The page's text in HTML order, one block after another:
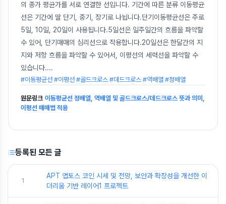
의 종가 평균가를 서로 연결한 선입니다. 기간에 따른 분류 이동평균
선은 기간에 딸 단기, 중기, 장기로 나뉩니다.단기이동평균선은 주로
5일, 10일, 20일이 사용됩니다.5일선은 일주일간의 흐름을 파악할
수 있어, 단기매매의 심리선으로 작용합니다.20일선은 한달간의 지
지와 저항 흐름을 파악할 수 있어서, 이평선의 세력선을 파악할 수
있습니다....
#이동평균선 #이평선 #골드크로스 #데드크로스 #역배열 #정배열
원문링크 이동평균선 정배열, 역배열 및 골드크로스/데드크로스 뜻과 의미,
이평선 매매법 적용
등록된 모든 글
1
APT 앱토스 코인 시세 및 전망, 보안과 확장성을 개선한 이
더리움 기반 레이어1 프로젝트